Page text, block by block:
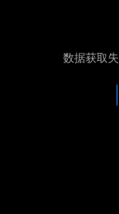
数据获取